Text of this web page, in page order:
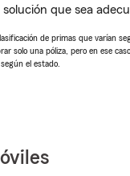
que sea
de primas que varían
solo una póliza, pero en ese
el estado.